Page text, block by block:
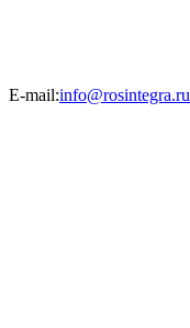
E-mail:info@rosintegra.ru